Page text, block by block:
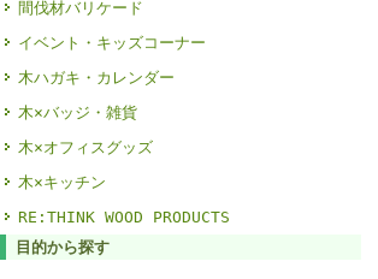
間伐材バリケード
イベント・キッズコーナー
木ハガキ・カレンダー
木×バッジ・雑貨
木×オフィスグッズ
木×キッチン
RE:THINK WOOD PRODUCTS
目的から探す